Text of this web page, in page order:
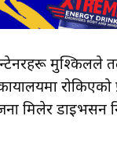
मुश्किलले
रोकिएको
मिलेर डाइभर्सन